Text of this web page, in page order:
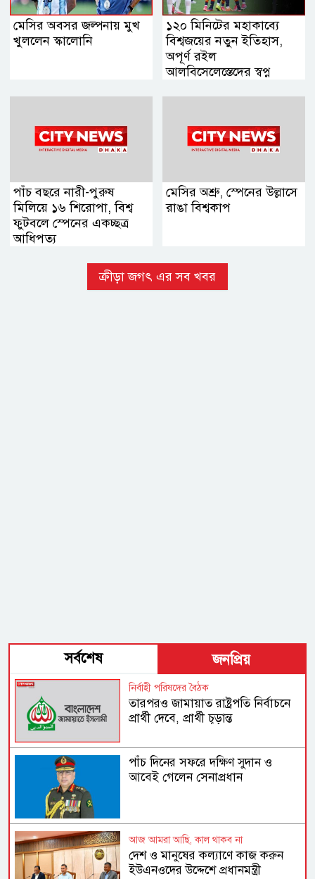
মেসির অবসর জল্পনায় মুখ
খুললেন স্কালোনি
১২০ মিনিটের মহাকাব্যে
বিশ্বজয়ের নতুন ইতিহাস,
অপূর্ণ রইল
আলবিসেলেস্তেদের স্বপ্ন
পাঁচ বছরে নারী-পুরুষ
মিলিয়ে ১৬ শিরোপা, বিশ্ব
ফুটবলে স্পেনের একচ্ছত্র
আধিপত্য
মেসির অশ্রু, স্পেনের উল্লাসে
রাঙা বিশ্বকাপ
ক্রীড়া জগৎ এর সব খবর
সর্বশেষ জনপ্রিয়
নির্বাহী পরিষদের বৈঠক
তারপরও জামায়াত রাষ্ট্রপতি নির্বাচনে
প্রার্থী দেবে, প্রার্থী চূড়ান্ত
পাঁচ দিনের সফরে দক্ষিণ সুদান ও
আবেই গেলেন সেনাপ্রধান
আজ আমরা আছি, কাল থাকব না
দেশ ও মানুষের কল্যাণে কাজ করুন
ইউএনওদের উদ্দেশে প্রধানমন্ত্রী